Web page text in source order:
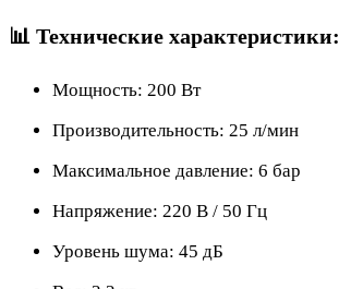
📊 Технические характеристики:
Мощность: 200 Вт
Производительность: 25 л/мин
Максимальное давление: 6 бар
Напряжение: 220 В / 50 Гц
Уровень шума: 45 дБ